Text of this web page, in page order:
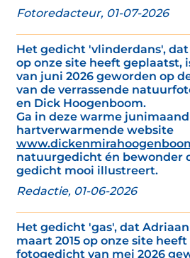
Fotoredacteur, 01-07-2026
Het gedicht 'vlinderdans',
op onze site heeft geplaatst,
van juni 2026 geworden op
van de verrassende
en Dick Hoogenboom.
Ga in deze warme
hartverwarmende website
natuurgedicht én bewonder
gedicht mooi illustreert.
Redactie, 01-06-2026
Het gedicht 'gas', dat Adriaan
maart 2015 op onze site
fotogedicht van mei 2026